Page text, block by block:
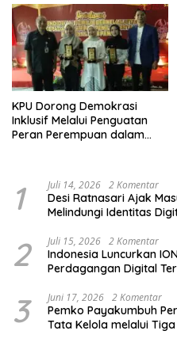
KPU Dorong Demokrasi
Inklusif Melalui Penguatan
Peran Perempuan dalam
1 Juli 14, 2026 2 Komentar
Desi Ratnasari Ajak
Melindungi Identitas
2 Juli 15, 2026 2 Komentar
Indonesia Luncurkan
Perdagangan Digital
3 Juni 17, 2026 2 Komentar
Pemko Payakumbuh
Tata Kelola melalui